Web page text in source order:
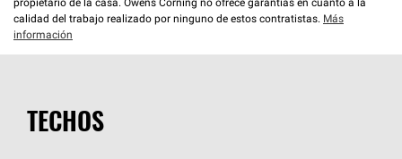
propietario de la casa. Owens Corning no ofrece garantías en cuanto a la
calidad del trabajo realizado por ninguno de estos contratistas. Más
información
TECHOS